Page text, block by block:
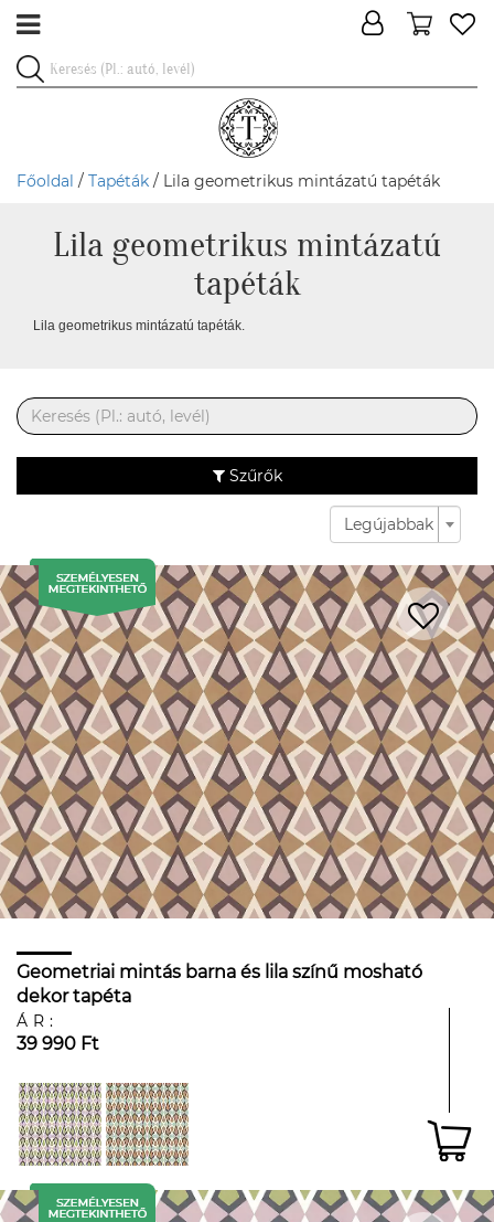
Főoldal / Tapéták / Lila geometrikus mintázatú tapéták
Lila geometrikus mintázatú
tapéták
Lila geometrikus mintázatú tapéták.
Szűrők
Legújabbak
Geometriai mintás barna és lila színű mosható
dekor tapéta
ÁR:
39 990 Ft